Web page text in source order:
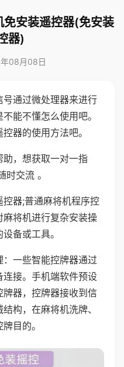
安装遥控器(免安装
器)
08月08日
通过微处理器来进行
能不懂怎么使用吧。
器的使用方法吧。
，想获取一对一指
交流 。
器;普通麻将机程序控
将机进行复杂安装操
备或工具。
一些智能控牌器通过
接。手机端软件预设
器，控牌器接收到信
构，在麻将机洗牌、
目的。